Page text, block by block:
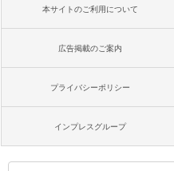
本サイトのご利用について
広告掲載のご案内
プライバシーポリシー
インプレスグループ